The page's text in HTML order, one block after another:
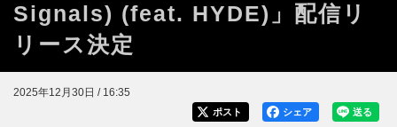
Signals) (feat. HYDE)」配信リ
リース決定
2025年12月30日 / 16:35
送る
シェア
ポスト